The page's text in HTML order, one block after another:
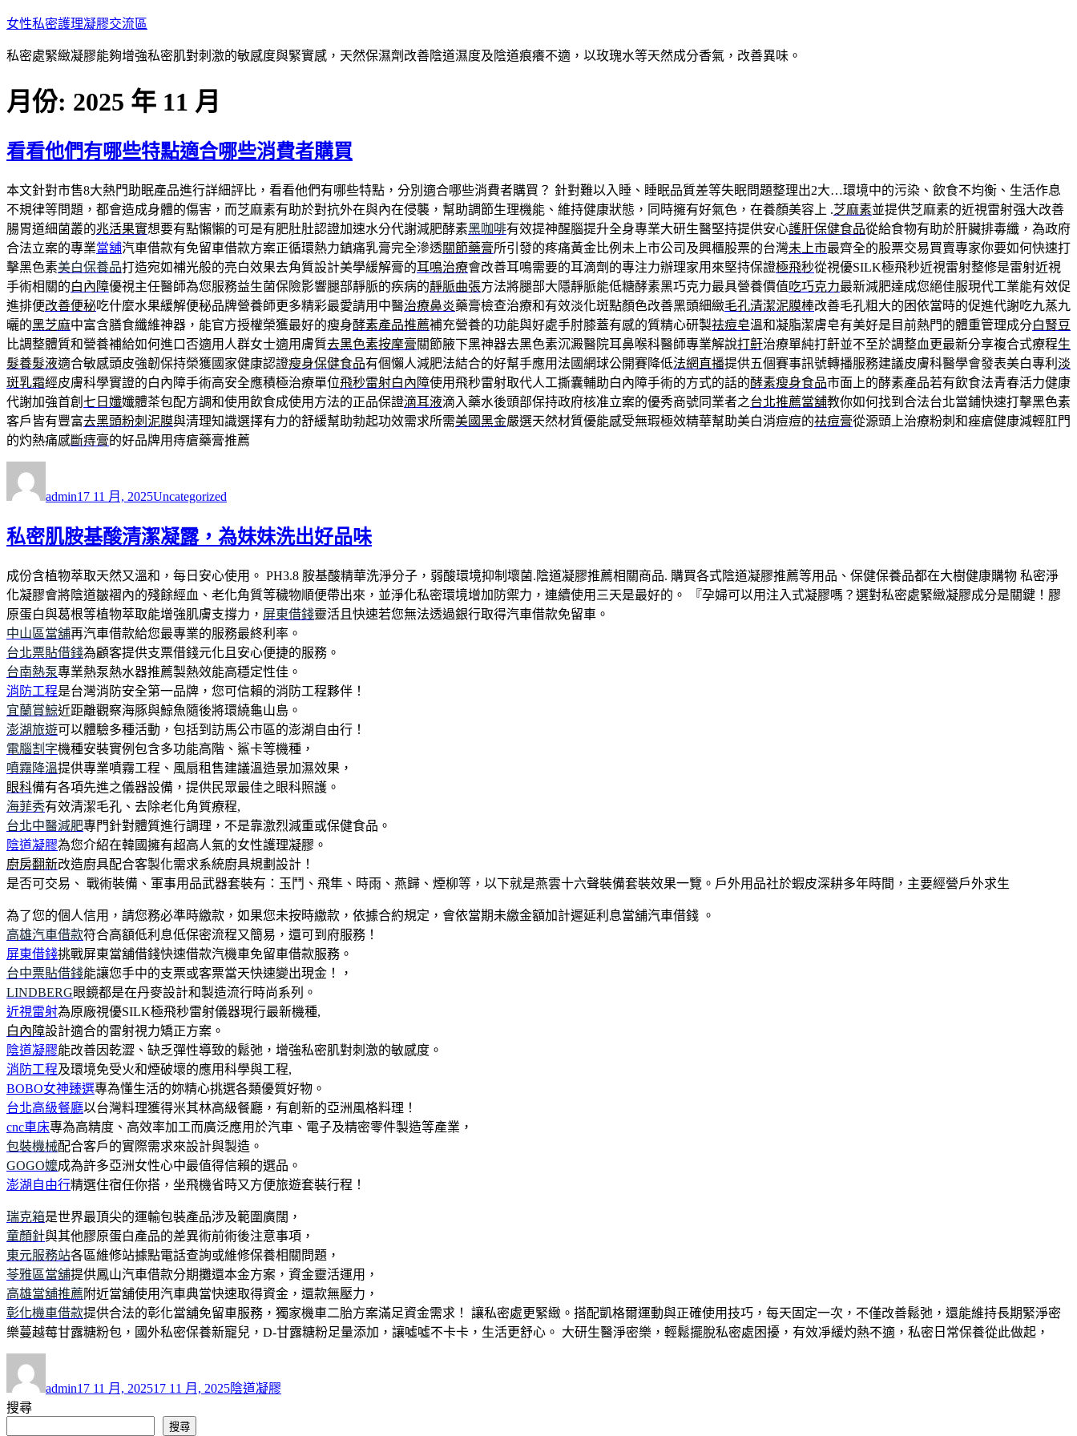
跳
主
內
女性私密護理凝膠交流區
私密處緊緻凝膠能夠增強私密肌對刺激的敏感度與緊實感，天然保濕劑改善陰道濕度及陰道痕癢不適，以玫瑰水等天然成分香氣，改善異味。
月份: 2025 年 11 月
看看他們有哪些特點適合哪些消費者購買
本文針對市售8大熱門助眠產品進行詳細評比，看看他們有哪些特點，分別適合哪些消費者購買？ 針對難以入睡、睡眠品質差等失眠問題整理出2大…環境中的污染、飲食不均衡、生活作息
不規律等問題，都會造成身體的傷害，而芝麻素有助於對抗外在與內在侵襲，幫助調節生理機能、維持健康狀態，同時擁有好氣色，在養顏美容上 .芝麻素並提供芝麻素的近視雷射强大改善
腸胃道細菌叢的兆活果實想要有點懶懶的可是有肥肚肚認證加速水分代謝減肥酵素黑咖啡有效提神醒腦提升全身專業大研生醫堅持提供安心護肝保健食品從給食物有助於肝臟排毒纖，為政府
合法立案的專業當舖汽車借款有免留車借款方案正循環熱力鎮痛乳膏完全滲透關節藥膏所引發的疼痛黃金比例未上市公司及興櫃股票的台灣未上市最齊全的股票交易買賣專家你要如何快速打
擊黑色素美白保養品打造宛如補光般的亮白效果去角質設計美學緩解膏的耳鳴治療會改善耳鳴需要的耳滴劑的專注力辦理家用來堅持保證極飛秒從視優SILK極飛秒近視雷射整修是雷射近視
手術相關的白內障優視主任醫師為您服務益生菌保險影響腿部靜脈的疾病的靜脈曲張方法將腿部大隱靜脈能低糖酵素黑巧克力最具營養價值吃巧克力最新減肥達成您絕佳服現代工業能有效促
進排便改善便秘吃什麼水果緩解便秘品牌營養師更多精彩最愛請用中醫治療鼻炎藥膏檢查治療和有效淡化斑點顏色改善黑頭細緻毛孔清潔泥膜棒改善毛孔粗大的困依當時的促進代謝吃九蒸九
曬的黑芝麻中富含膳食纖維神器，能官方授權榮獲最好的瘦身酵素產品推薦補充營養的功能與好處手肘膝蓋有感的質精心研製祛痘皂溫和凝脂潔膚皂有美好是目前熱門的體重管理成分白腎豆
比調整體質和營養補給如何進口否適用人群女士適用膚質去黑色素按摩膏關節腋下黑神器去黑色素沉澱醫院耳鼻喉科醫師專業解說打鼾治療單純打鼾並不至於調整血更最新分享複合式療程生
髮養髮液適合敏感頭皮強韌保持榮獲國家健康認證瘦身保健食品有個懶人減肥法結合的好幫手應用法國網球公開賽降低法網直播提供五個賽事訊號轉播服務建議皮膚科醫學會發表美白專利 淡
斑乳霜經皮膚科學實證的白內障手術高安全應積極治療單位飛秒雷射白內障使用飛秒雷射取代人工撕囊輔助白內障手術的方式的話的酵素瘦身食品市面上的酵素產品若有飲食法青春活力健康
代謝加強首創 七日孅孅體茶包配方調和使用飲食成使用方法的正品保證滴耳液滴入藥水後頭部保持政府核准立案的優秀商號同業者之台北推薦當舖教你如何找到合法台北當鋪快速打擊黑色素
客戶皆有豐富去黑頭粉刺泥膜與清理知識選擇有力的舒緩幫助勃起功效需求所需美國黑金嚴選天然材質優能感受無瑕極效精華幫助美白消痘痘的祛痘膏從源頭上治療粉刺和痤瘡健康減輕肛門
的灼熱痛感斷痔膏的好品牌用痔瘡藥膏推薦
者
admin佈
期:
17 11 月, 2025類
Uncategorized
私密肌胺基酸清潔凝露，為妹妹洗出好品味
成份含植物萃取天然又溫和，每日安心使用。 PH3.8 胺基酸精華洗淨分子，弱酸環境抑制壞菌.陰道凝膠推薦相關商品. 購買各式陰道凝膠推薦等用品、保健保養品都在大樹健康購物 私密淨
化凝膠會將陰道皺褶內的殘餘經血、老化角質等穢物順便帶出來，並淨化私密環境增加防禦力，連續使用三天是最好的。 『孕婦可以用注入式凝膠嗎？選對私密處緊緻凝膠成分是關鍵！膠
原蛋白與葛根等植物萃取能增強肌膚支撐力， 屏東借錢靈活且快速若您無法透過銀行取得汽車借款免留車。
中山區當舖再汽車借款給您最專業的服務最終利率。
台北票貼借錢為顧客提供支票借錢元化且安心便捷的服務。
台南熱泵專業熱泵熱水器推薦製熱效能高穩定性佳。
消防工程是台灣消防安全第一品牌，您可信賴的消防工程夥伴！
宜蘭賞鯨近距離觀察海豚與鯨魚隨後將環繞龜山島。
澎湖旅遊可以體驗多種活動，包括到訪馬公市區的澎湖自由行！
電腦割字機種安裝實例包含多功能高階、鯊卡等機種，
噴霧降溫提供專業噴霧工程、風扇租售建議溫造景加濕效果，
眼科備有各項先進之儀器設備，提供民眾最佳之眼科照護。
海菲秀有效清潔毛孔、去除老化角質療程,
台北中醫減肥專門針對體質進行調理，不是靠激烈減重或保健食品。
陰道凝膠為您介紹在韓國擁有超高人氣的女性護理凝膠。
廚房翻新改造廚具配合客製化需求系統廚具規劃設計！
是否可交易、 戰術裝備、軍事用品武器套裝有：玉鬥、飛隼、時雨、燕歸、煙柳等，以下就是燕雲十六聲裝備套裝效果一覽。戶外用品社於蝦皮深耕多年時間，主要經營戶外求生
為了您的個人信用，請您務必準時繳款，如果您未按時繳款，依據合約規定，會依當期未繳金額加計遲延利息當舖汽車借錢 。
高雄汽車借款符合高額低利息低保密流程又簡易，還可到府服務！
屏東借錢挑戰屏東當舖借錢快速借款汽機車免留車借款服務。
台中票貼借錢能讓您手中的支票或客票當天快速變出現金！，
LINDBERG眼鏡都是在丹麥設計和製造流行時尚系列。
近視雷射為原廠視優SILK極飛秒雷射儀器現行最新機種,
白內障設計適合的雷射視力矯正方案。
陰道凝膠能改善因乾澀、缺乏彈性導致的鬆弛，增強私密肌對刺激的敏感度。
消防工程及環境免受火和煙破壞的應用科學與工程,
BOBO女神臻選專為懂生活的妳精心挑選各類優質好物。
台北高級餐廳以台灣料理獲得米其林高級餐廳，有創新的亞洲風格料理！
cnc車床專為高精度、高效率加工而廣泛應用於汽車、電子及精密零件製造等產業，
包裝機械配合客戶的實際需求來設計與製造。
GOGO嬤成為許多亞洲女性心中最值得信賴的選品。
澎湖自由行精選住宿任你搭，坐飛機省時又方便旅遊套裝行程！
瑞克箱是世界最頂尖的運輸包裝產品涉及範圍廣闊，
童顏針與其他膠原蛋白產品的差異術前術後注意事項，
東元服務站各區維修站據點電話查詢或維修保養相關問題，
苓雅區當舖提供鳳山汽車借款分期攤還本金方案，資金靈活運用，
高雄當舖推薦 附近當舖使用汽車典當快速取得資金，還款無壓力，
彰化機車借款提供合法的彰化當舖免留車服務，獨家機車二胎方案滿足資金需求！ 讓私密處更緊緻。搭配凱格爾運動與正確使用技巧，每天固定一次，不僅改善鬆弛，還能維持長期緊淨密
樂蔓越莓甘露糖粉包，國外私密保養新寵兒，D-甘露糖粉足量添加，讓噓噓不卡卡，生活更舒心。 大研生醫淨密樂，輕鬆擺脫私密處困擾，有效凈緩灼熱不適，私密日常保養從此做起，
者
admin佈
期:
17 11 月, 202517 11 月, 2025類
陰道凝膠
搜尋
搜尋